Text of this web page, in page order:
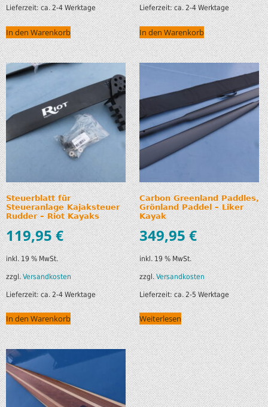
Lieferzeit:ca. 2-4 Werktage
In den Warenkorb
Lieferzeit:ca. 2-4 Werktage
In den Warenkorb
Steuerblatt für
Steueranlage Kajaksteuer
Rudder – Riot Kayaks
119,95€
inkl. 19 % MwSt.
zzgl.Versandkosten
Lieferzeit:ca. 2-4 Werktage
In den Warenkorb
Carbon Greenland Paddles,
Grönland Paddel – Liker
Kayak
349,95€
inkl. 19 % MwSt.
zzgl.Versandkosten
Lieferzeit:ca. 2-5 Werktage
Weiterlesen